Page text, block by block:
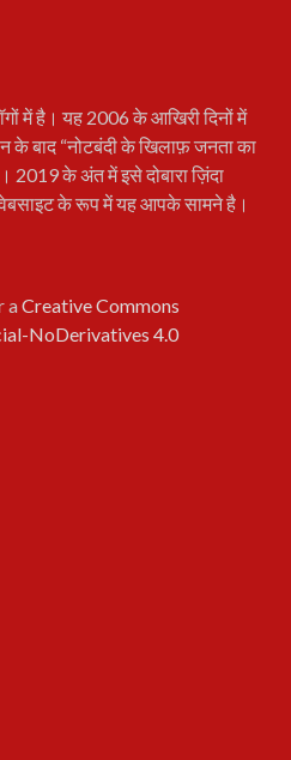
में है। यह 2006 के आखिरी दिनों में
बाद “नोटबंदी के खिलाफ़ जनता का
2019 के अंत में इसे दोबारा ज़िंदा
के रूप में यह आपके सामने है।
aCreative Commons
NoDerivatives 4.0